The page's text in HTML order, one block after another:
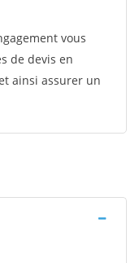
vous
de devis en
ainsi assurer un